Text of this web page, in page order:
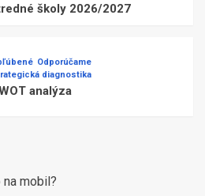
školy 2026/2027
Odporúčame
diagnostika
analýza
mobil?